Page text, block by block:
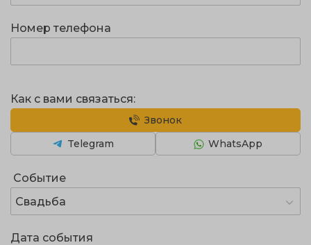
Номер телефона
Событие
Свадьба
Дата события
Как с вами связаться:
Звонок
WhatsApp
Telegram